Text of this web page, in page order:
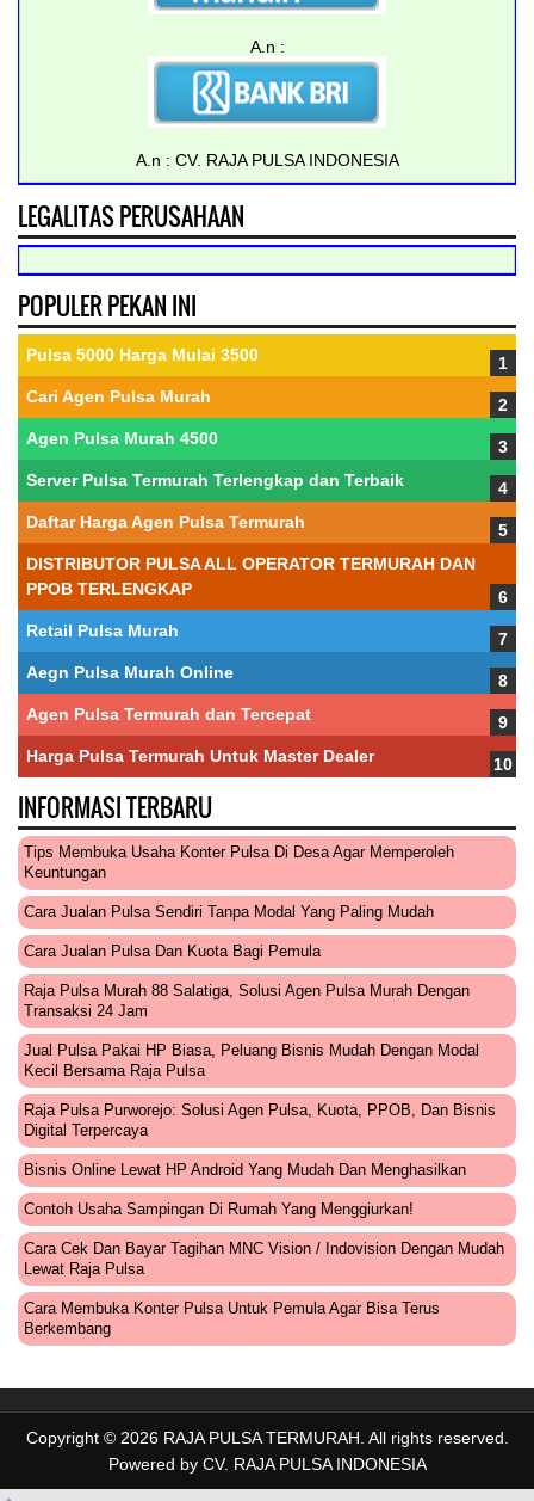
A.n :
A.n : CV. RAJA PULSA INDONESIA
LEGALITAS PERUSAHAAN
POPULER PEKAN INI
Pulsa 5000 Harga Mulai 3500
Cari Agen Pulsa Murah
Agen Pulsa Murah 4500
Server Pulsa Termurah Terlengkap dan Terbaik
Daftar Harga Agen Pulsa Termurah
DISTRIBUTOR PULSA ALL OPERATOR TERMURAH DAN
PPOB TERLENGKAP
Retail Pulsa Murah
Aegn Pulsa Murah Online
Agen Pulsa Termurah dan Tercepat
Harga Pulsa Termurah Untuk Master Dealer
INFORMASI TERBARU
Tips Membuka Usaha Konter Pulsa Di Desa Agar Memperoleh
Keuntungan
Cara Jualan Pulsa Sendiri Tanpa Modal Yang Paling Mudah
Cara Jualan Pulsa Dan Kuota Bagi Pemula
Raja Pulsa Murah 88 Salatiga, Solusi Agen Pulsa Murah Dengan
Transaksi 24 Jam
Jual Pulsa Pakai HP Biasa, Peluang Bisnis Mudah Dengan Modal
Kecil Bersama Raja Pulsa
Raja Pulsa Purworejo: Solusi Agen Pulsa, Kuota, PPOB, Dan Bisnis
Digital Terpercaya
Bisnis Online Lewat HP Android Yang Mudah Dan Menghasilkan
Contoh Usaha Sampingan Di Rumah Yang Menggiurkan!
Cara Cek Dan Bayar Tagihan MNC Vision / Indovision Dengan Mudah
Lewat Raja Pulsa
Cara Membuka Konter Pulsa Untuk Pemula Agar Bisa Terus
Berkembang
Copyright © 2026 RAJA PULSA TERMURAH . All rights reserved.
Powered by CV. RAJA PULSA INDONESIA